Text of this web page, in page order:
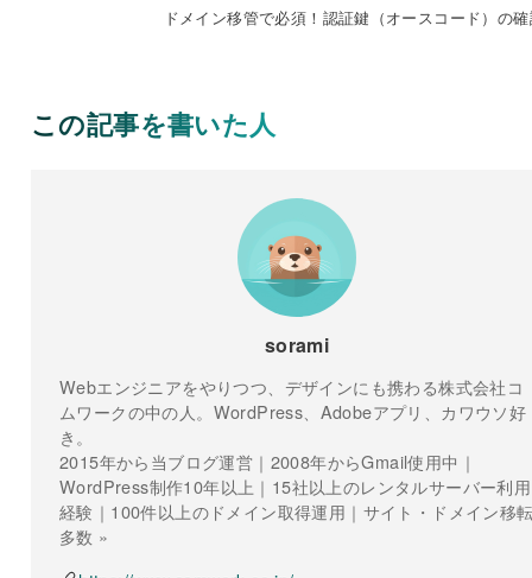
ドメイン移管で必須！認証鍵（オースコード）の
この記事を書いた人
sorami
Webエンジニアをやりつつ、デザインにも携わる株式会社コ
ムワークの中の人。WordPress、Adobeアプリ、カワウソ好
き。
2015年から当ブログ運営｜2008年からGmail使用中｜
WordPress制作10年以上｜15社以上のレンタルサーバー利用
経験｜100件以上のドメイン取得運用｜サイト・ドメイン移
多数 »